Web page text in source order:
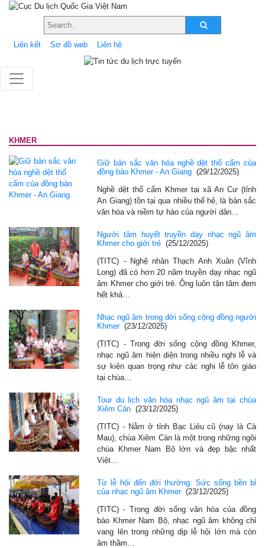
Liên kết Sơ đồ web Liên hệ
KHMER
Giữ bản sắc văn hóa nghề dệt thổ cẩm của
đồng bào Khmer - An Giang (29/12/2025)
Nghề dệt thổ cẩm Khmer tại xã An Cư (tỉnh
An Giang) tồn tại qua nhiều thế hệ, là bản sắc
văn hóa và niềm tự hào của người dân…
Người tâm huyết truyền dạy nhạc ngũ âm
Khmer cho giới trẻ (25/12/2025)
(TITC) - Nghệ nhân Thạch Anh Xuân (Vĩnh
Long) đã có hơn 20 năm truyền dạy nhạc ngũ
âm Khmer cho giới trẻ. Ông luôn tận tâm đem
hết khả…
Nhạc ngũ âm trong đời sống cộng đồng người
Khmer (23/12/2025)
(TITC) - Trong đời sống cộng đồng Khmer,
nhạc ngũ âm hiện diện trong nhiều nghi lễ và
sự kiện quan trọng như các nghi lễ tôn giáo
tại chùa…
Tour du lịch văn hóa nhạc ngũ âm tại chùa
Xiêm Cán (23/12/2025)
(TITC) - Nằm ở tỉnh Bạc Liêu cũ (nay là Cà
Mau), chùa Xiêm Cán là một trong những ngôi
chùa Khmer Nam Bộ lớn và đẹp bậc nhất
Việt…
Từ lễ hội đến đời thường: Sức sống bền bỉ
của nhạc ngũ âm Khmer (23/12/2025)
(TITC) - Trong đời sống văn hóa của đồng
bào Khmer Nam Bộ, nhạc ngũ âm không chỉ
vang lên trong những dịp lễ hội lớn mà còn
âm thầm…